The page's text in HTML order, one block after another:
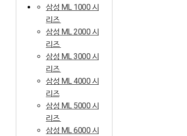
삼성 ML 1000 시
리즈
삼성 ML 2000 시
리즈
삼성 ML 3000 시
리즈
삼성 ML 4000 시
리즈
삼성 ML 5000 시
리즈
삼성 ML 6000 시